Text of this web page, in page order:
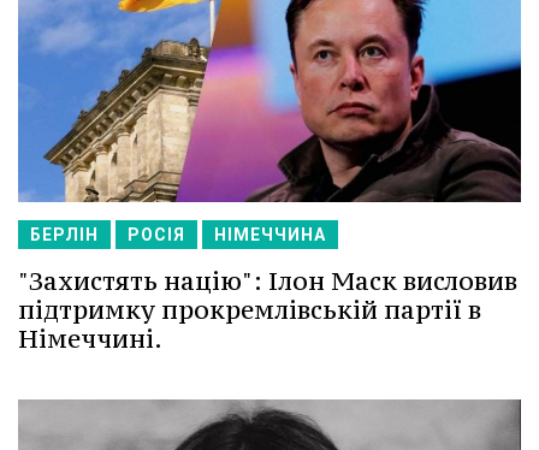
БЕРЛІН РОСІЯ НІМЕЧЧИНА
"Захистять націю": Ілон Маск висловив
підтримку прокремлівській партії в
Німеччині.